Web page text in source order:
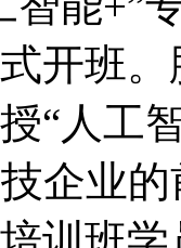
开班
“人工
技企